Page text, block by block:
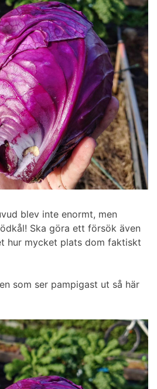
blev inte enormt, men
Ska göra ett försök även
hur mycket plats dom faktiskt
som ser pampigast ut så här